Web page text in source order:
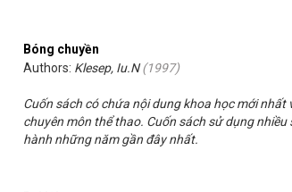
Bóng chuyền
Authors: Klesep, Iu.N(1997)
Cuốn sách có chứa nội dung khoa học mới
chuyên môn thể thao. Cuốn sách sử dụng
hành những năm gần đây nhất.